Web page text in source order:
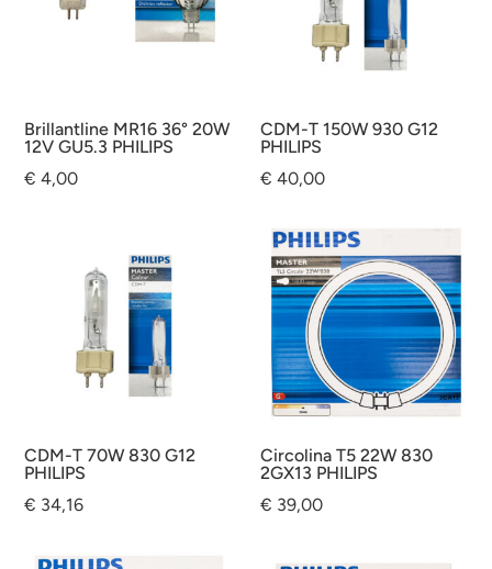
Brillantline MR16 36° 20W
12V GU5.3 PHILIPS
€ 4,00
CDM-T 150W 930 G12
PHILIPS
€ 40,00
CDM-T 70W 830 G12
PHILIPS
€ 34,16
Circolina T5 22W 830
2GX13 PHILIPS
€ 39,00